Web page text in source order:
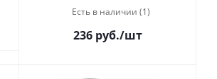
Есть в наличии (1)
236 руб./шт